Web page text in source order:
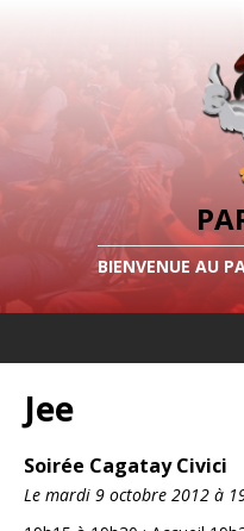
BIENVENUE AU
Jee
Soirée Cagatay Civici
Le mardi 9 octobre 2012 à